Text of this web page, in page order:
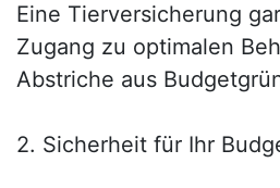
Eine Tierversicherung
Zugang zu optimalen
Abstriche aus
2. Sicherheit für Ihr